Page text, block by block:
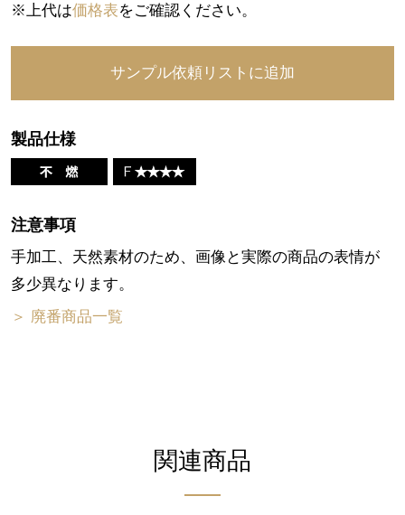
※上代は価格表をご確認ください。
製品仕様
注意事項
手加工、天然素材のため、画像と実際の商品の表情が
多少異なります。
＞ 廃番商品一覧
関連商品